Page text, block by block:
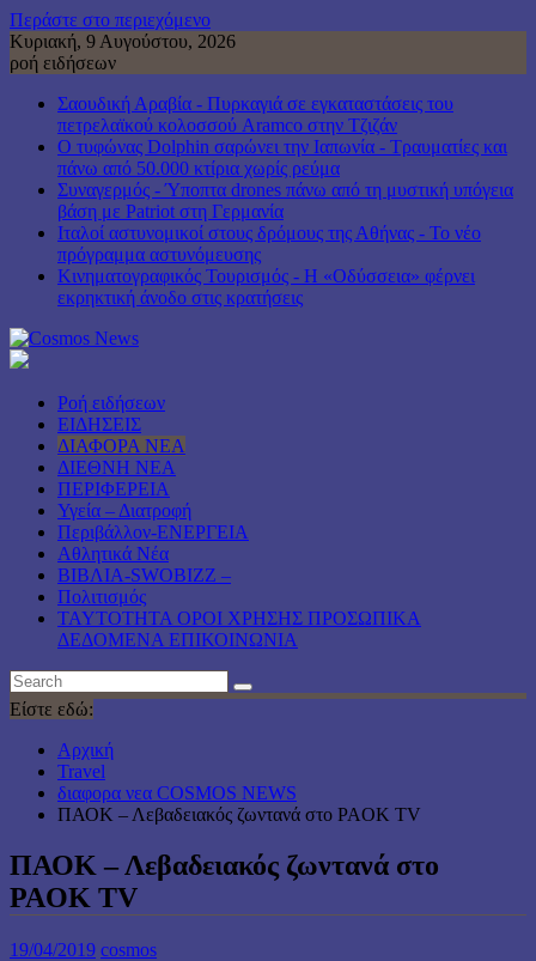
Περάστε στο περιεχόμενο
Κυριακή, 9 Αυγούστου, 2026
ροή ειδήσεων
Σαουδική Αραβία - Πυρκαγιά σε εγκαταστάσεις του
πετρελαϊκού κολοσσού Aramco στην Τζιζάν
Ο τυφώνας Dolphin σαρώνει την Ιαπωνία - Τραυματίες και
πάνω από 50.000 κτίρια χωρίς ρεύμα
Συναγερμός - Ύποπτα drones πάνω από τη μυστική υπόγεια
βάση με Patriot στη Γερμανία
Ιταλοί αστυνομικοί στους δρόμους της Αθήνας - Το νέο
πρόγραμμα αστυνόμευσης
Κινηματογραφικός Τουρισμός - Η «Οδύσσεια» φέρνει
εκρηκτική άνοδο στις κρατήσεις
Ροή ειδήσεων
ΕΙΔΗΣΕΙΣ
ΔΙΑΦΟΡΑ ΝΕΑ
ΔΙΕΘΝΗ ΝΕΑ
ΠΕΡΙΦΕΡΕΙΑ
Υγεία – Διατροφή
Περιβάλλον-ΕΝΕΡΓΕΙΑ
Αθλητικά Νέα
ΒΙΒΛΙΑ-SWOBIZZ –
Πολιτισμός
TAYTOTHTA ΟΡΟΙ ΧΡΗΣΗΣ ΠΡΟΣΩΠΙΚΑ
ΔΕΔΟΜΕΝΑ ΕΠΙΚΟΙΝΩΝΙΑ
Είστε εδώ:
Αρχική
Travel
διαφορα νεα COSMOS NEWS
ΠΑΟΚ – Λεβαδειακός ζωντανά στο PAOK TV
ΠΑΟΚ – Λεβαδειακός ζωντανά στο
PAOK TV
19/04/2019 cosmos